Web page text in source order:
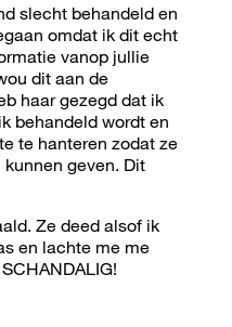
slecht behandeld en
omdat ik dit echt
vanop jullie
dit aan de
haar gezegd dat ik
behandeld wordt en
te hanteren zodat ze
geven. Dit
Ze deed alsof ik
en lachte me me